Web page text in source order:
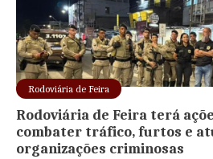
Rodoviária de Feira
Rodoviária de Feira terá
combater tráfico, furtos e
organizações criminosas